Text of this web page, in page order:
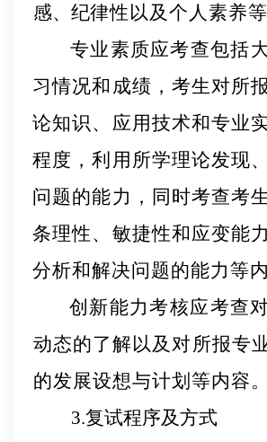
感、纪律性以及个人素养等
专业素质应考查包括
习情况和成绩，考生对所
论知识、应用技术和专业
程度，利用所学理论发现
问题的能力，同时考查考
条理性、敏捷性和应变能
分析和解决问题的能力等内
创新能力考核应考查
动态的了解以及 对所报专
的发展设想与计划等内容。
3.复试程序及方式